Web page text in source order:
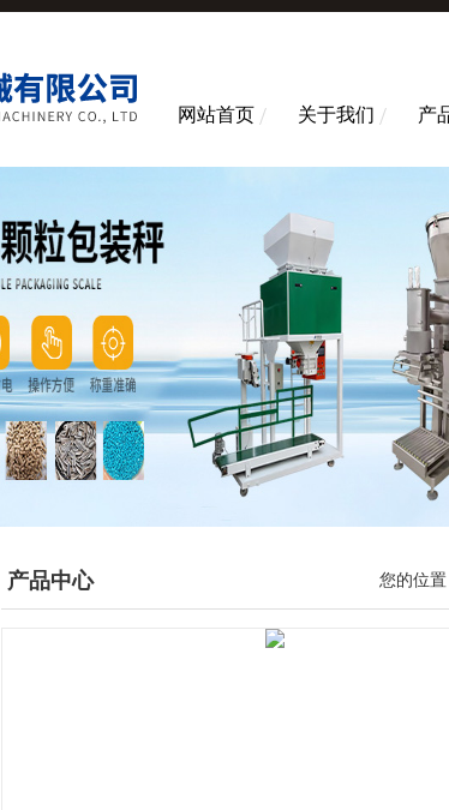
网站首页 关于我们 产
产品中心 您的位置